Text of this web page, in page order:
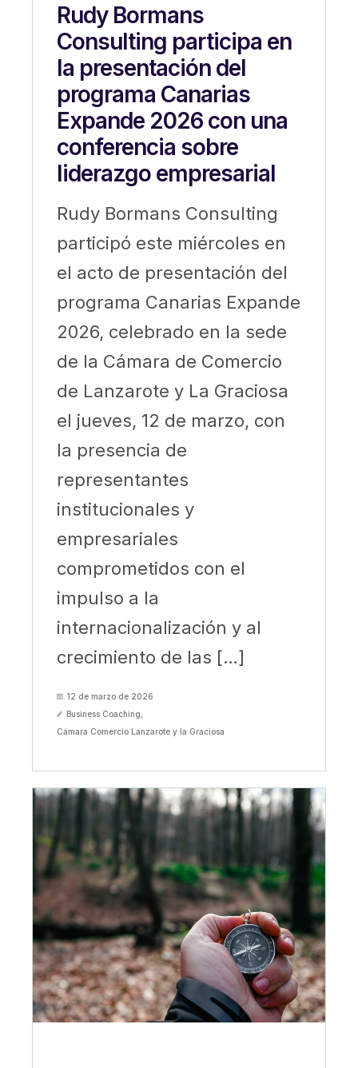
Rudy Bormans
Consulting participa en
la presentación del
programa Canarias
Expande 2026 con una
conferencia sobre
liderazgo empresarial
Rudy Bormans Consulting
participó este miércoles en
el acto de presentación del
programa Canarias Expande
2026, celebrado en la sede
de la Cámara de Comercio
de Lanzarote y La Graciosa
el jueves, 12 de marzo, con
la presencia de
representantes
institucionales y
empresariales
comprometidos con el
impulso a la
internacionalización y al
crecimiento de las […]
12 de marzo de 2026
Business Coaching
Cámara Comercio Lanzarote y la Graciosa